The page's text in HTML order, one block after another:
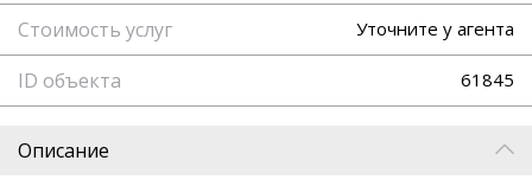
Стоимость услуг Уточните у агента
ID объекта 61845
Описание